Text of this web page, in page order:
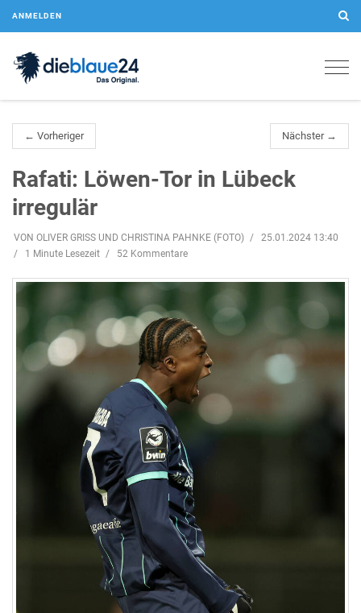
ANMELDEN
← Vorheriger Nächster →
Rafati: Löwen-Tor in Lübeck
irregulär
VON OLIVER GRISS UND CHRISTINA PAHNKE (FOTO)
25.01.2024 13:40
1 Minute Lesezeit
52 Kommentare